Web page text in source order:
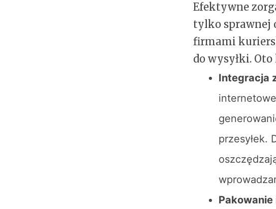
Efektywne
tylko sprawnej
firmami
do wysyłki.
Integracja
przesyłek.